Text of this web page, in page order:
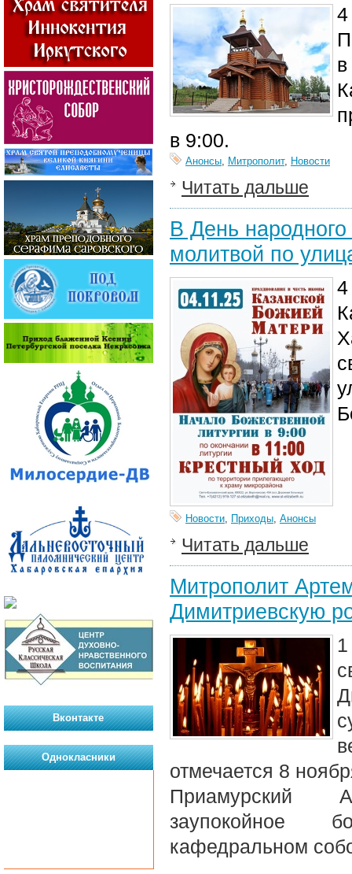
4
в 9:00.
Анонсы, Митрополит, Новости
Читать дальше
В День
молитвой по
4
Новости, Приходы, Анонсы
Читать дальше
Митрополит
Димитриевскую
отмечается 8
заупокойное
кафедральном
Вконтакте
Однокласники